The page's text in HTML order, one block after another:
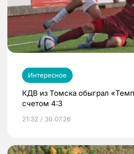
Интересное
КДВ из Томска обыграл
счетом 4:3
21:32 / 30.07.26